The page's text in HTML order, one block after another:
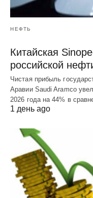
НЕФТЬ
Китайская
российской
Чистая прибыль
Аравии Saudi Aramco
2026 года на 44% в
1 день ago